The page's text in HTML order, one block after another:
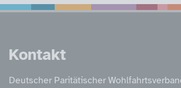
Service
Kontakt
Deutscher Paritätischer